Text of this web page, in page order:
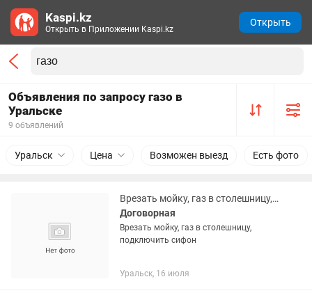
Объявления по запросу газо в
Уральске
9 объявлений
Уральск Цена Возможен выезд Есть фото
Врезать мойку, газ в столешницу, установить сифон
Договорная
Врезать мойку, газ в столешницу,
подключить сифон
Уральск, 16 июля
Kaspi.kz
Открыть в Приложении Kaspi.kz
Открыть